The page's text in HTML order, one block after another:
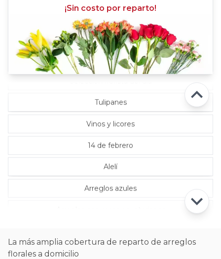
¡Sin costo por reparto!
14 de febrero
Alelí
Arreglos azules
Rosas Rojas
Rosas Rosadas
Tulipanes
Vinos y licores
La más amplia cobertura de reparto de arreglos
florales a domicilio